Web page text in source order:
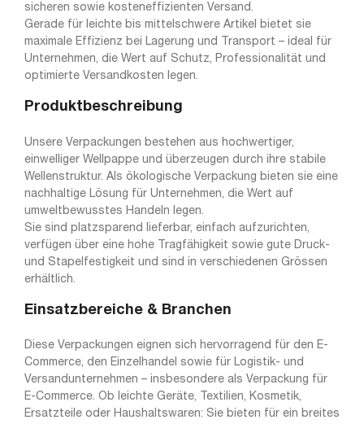
sicheren sowie kosteneffizienten Versand.
Gerade für leichte bis mittelschwere Artikel bietet sie
maximale Effizienz bei Lagerung und Transport – ideal für
Unternehmen, die Wert auf Schutz, Professionalität und
optimierte Versandkosten legen.
Produktbeschreibung
Unsere Verpackungen bestehen aus hochwertiger,
einwelliger Wellpappe und überzeugen durch ihre stabile
Wellenstruktur. Als ökologische Verpackung bieten sie eine
nachhaltige Lösung für Unternehmen, die Wert auf
umweltbewusstes Handeln legen.
Sie sind platzsparend lieferbar, einfach aufzurichten,
verfügen über eine hohe Tragfähigkeit sowie gute Druck-
und Stapelfestigkeit und sind in verschiedenen Grössen
erhältlich.
Einsatzbereiche & Branchen
Diese Verpackungen eignen sich hervorragend für den E-
Commerce, den Einzelhandel sowie für Logistik- und
Versandunternehmen – insbesondere als Verpackung für
E-Commerce. Ob leichte Geräte, Textilien, Kosmetik,
Ersatzteile oder Haushaltswaren: Sie bieten für ein breites